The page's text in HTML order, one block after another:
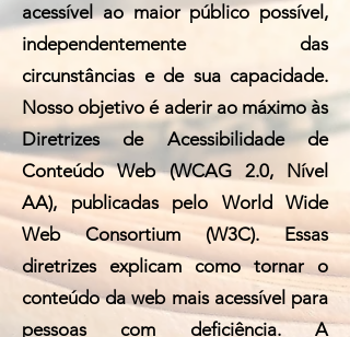
acessível ao maior público possível,
independentemente das
circunstâncias e de sua capacidade.
Nosso objetivo é aderir ao máximo às
Diretrizes de Acessibilidade de
Conteúdo Web (WCAG 2.0, Nível
AA), publicadas pelo World Wide
Web Consortium (W3C). Essas
diretrizes explicam como tornar o
conteúdo da web mais acessível para
pessoas com deficiência. A